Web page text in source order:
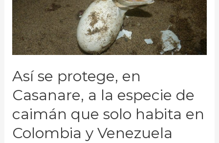
Así se protege, en
Casanare, a la especie de
caimán que solo habita en
Colombia y Venezuela